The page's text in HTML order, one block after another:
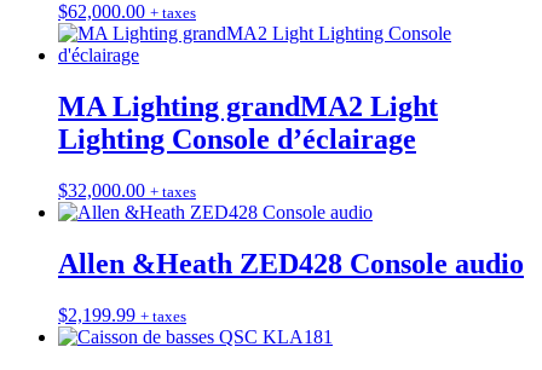
$62,000.00 + taxes
MA Lighting grandMA2 Light
Lighting Console d’éclairage
$32,000.00 + taxes
Allen &Heath ZED428 Console audio
$2,199.99 + taxes